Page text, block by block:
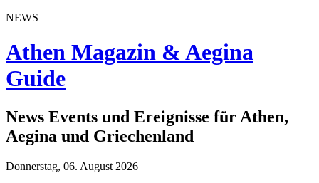
NEWS
Athen Magazin & Aegina
Guide
News Events und Ereignisse für Athen,
Aegina und Griechenland
Donnerstag, 06. August 2026